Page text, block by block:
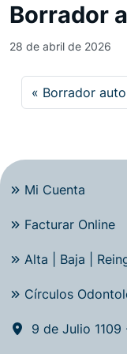
Borrador
28 de abril de 2026
Borrador
Mi Cuenta
Facturar Online
Alta | Baja |
Círculos
9 de Julio